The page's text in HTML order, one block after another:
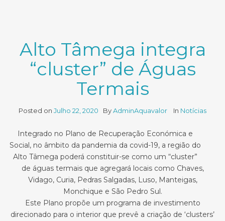
Alto Tâmega integra
“cluster” de Águas
Termais
Posted on Julho 22, 2020 ByAdminAquavalor In Notícias
Integrado no Plano de Recuperação Económica e
Social, no âmbito da pandemia da covid-19, a região do
Alto Tâmega poderá constituir-se como um “cluster”
de águas termais que agregará locais como Chaves,
Vidago, Curia, Pedras Salgadas, Luso, Manteigas,
Monchique e São Pedro Sul.
Este Plano propõe um programa de investimento
direcionado para o interior que prevê a criação de ‘clusters’